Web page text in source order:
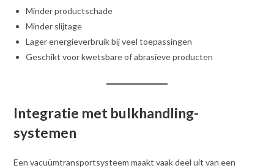
Minder productschade
Minder slijtage
Lager energieverbruik bij veel toepassingen
Geschikt voor kwetsbare of abrasieve producten
Integratie met bulkhandling-
systemen
Een vacuümtransportsysteem maakt vaak deel uit van een